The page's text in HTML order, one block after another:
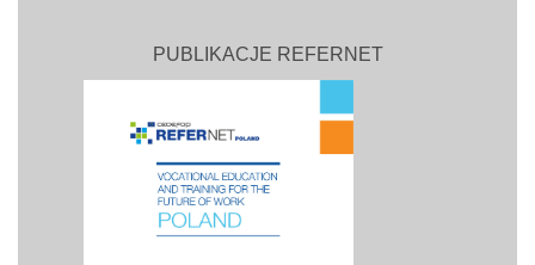
PUBLIKACJE REFERNET